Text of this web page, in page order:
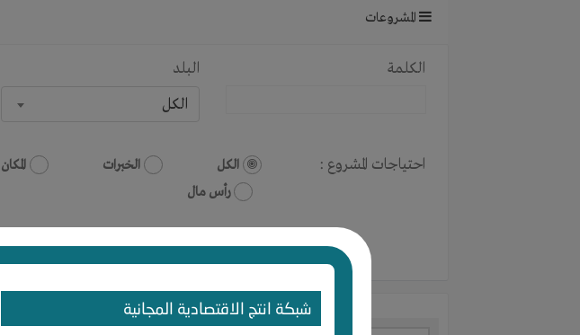
شبكة انتج الاقتصادية المجانية
المشروعات
الكلمة
البلد
الكل
احتياجات المشروع : الكل الخبرات المكان
رأس مال